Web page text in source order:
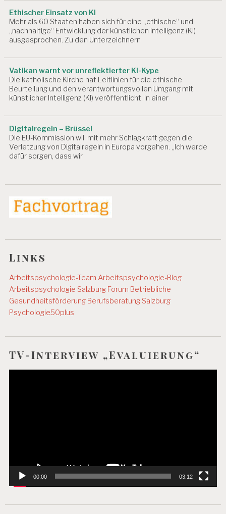
Ethischer Einsatz von KI
Mehr als 60 Staaten haben sich für eine „ethische“ und
„nachhaltige“ Entwicklung der künstlichen Intelligenz (KI)
ausgesprochen. Zu den Unterzeichnern
Vatikan warnt vor unreflektierter KI-Kype
Die katholische Kirche hat Leitlinien für die ethische
Beurteilung und den verantwortungsvollen Umgang mit
künstlicher Intelligenz (KI) veröffentlicht. In einer
Digitalregeln – Brüssel
Die EU-Kommission will mit mehr Schlagkraft gegen die
Verletzung von Digitalregeln in Europa vorgehen. „Ich werde
dafür sorgen, dass wir
Links
Arbeitspsychologie-TeamArbeitspsychologie-Blog
Arbeitspsychologie Salzburg Forum Betriebliche
Gesundheitsförderung Berufsberatung Salzburg
Psychologie50plus
TV-Interview „Evaluierung“
00:00 03:12